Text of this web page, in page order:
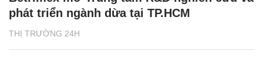
THỊ TRƯỜNG 24H
phát triển ngành dừa tại TP.HCM